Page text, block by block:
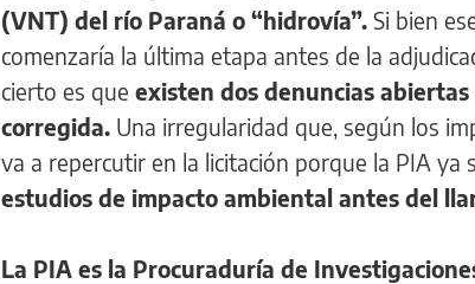
(VNT) del río Paraná o “hidrovía”. Si bien
comenzaría la última etapa antes de la
cierto es que existen dos denuncias
corregida. Una irregularidad que, según los
va a repercutir en la licitación porque la PIA ya
estudios de impacto ambiental antes del
La PIA es la Procuraduría de